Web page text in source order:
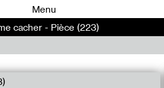
Menu
cacher - Pièce (223)
00